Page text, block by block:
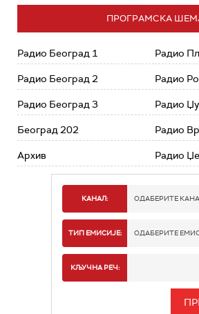
ПРОГРАМСКА
Радио Београд 1
Радио Београд 2
Радио Београд 3
Београд 202
Архив
Радио
Радио
Радио
Радио
Радио
КАНАЛ: ОДАБЕРИТЕ
РАДИО
РАДИО
ТИП ЕМИСИЈЕ: ОДАБЕРИТЕ
КЉУЧНА РЕЧ: